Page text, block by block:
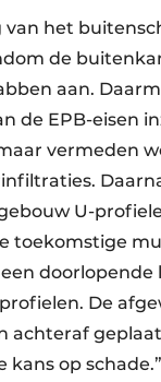
van het
de
aan.
de EPB-eisen
vermeden
U-
toekomstige
doorlopende
De
achteraf
kans op